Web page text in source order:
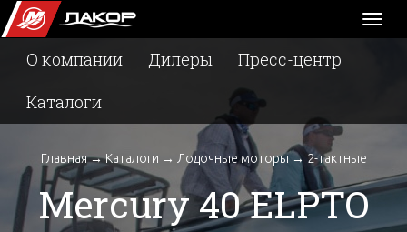
О компании Дилеры
Пресс-центр
Каталоги
Главная→Каталоги → Лодочные моторы → 2-тактные
Mercury 40 ELPTO